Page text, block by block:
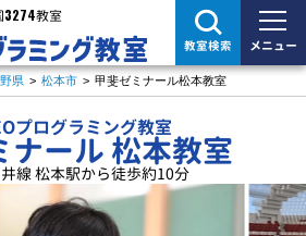
3274教室
教室検索 メニュー
県 > 松本市 > 甲斐ゼミナール松本教室
プログラミング教室
ナール 松本教室
線 松本駅から徒歩約10分